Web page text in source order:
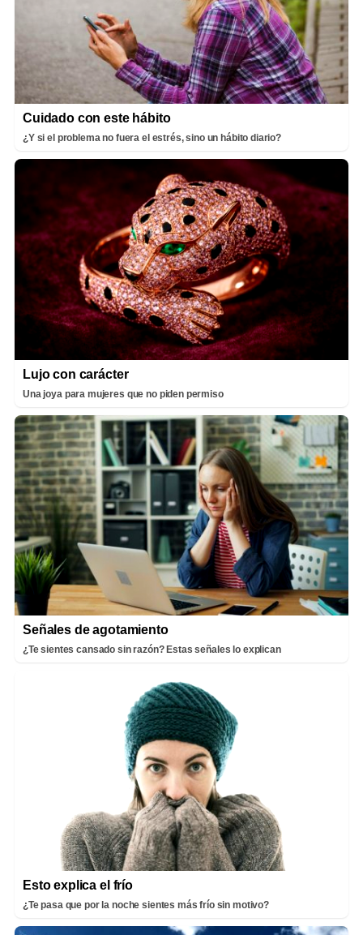
Cuidado con este hábito
¿Y si el problema no fuera el estrés, sino un hábito diario?
Lujo con carácter
Una joya para mujeres que no piden permiso
Señales de agotamiento
¿Te sientes cansado sin razón? Estas señales lo explican
Esto explica el frío
¿Te pasa que por la noche sientes más frío sin motivo?